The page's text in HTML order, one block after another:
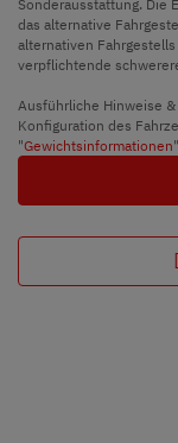
Sonderausstattung. Die
das alternative
alternativen
verpflichtende
Ausführliche Hinweise
Konfiguration des
"Gewichtsinformationen